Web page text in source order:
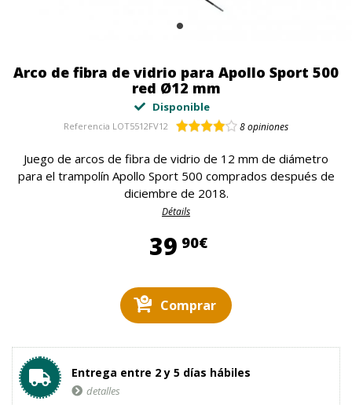
Arco de fibra de vidrio para Apollo Sport 500
red Ø12 mm
Disponible
Referencia LOT5512FV12 8opiniones
Juego de arcos de fibra de vidrio de 12 mm de diámetro
para el trampolín Apollo Sport 500 comprados después de
diciembre de 2018.
Détails
39 90€39,90 €
Comprar
Entrega entre 2 y 5 días hábiles
detalles